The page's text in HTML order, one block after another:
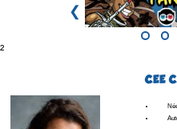
❮
²
CEE